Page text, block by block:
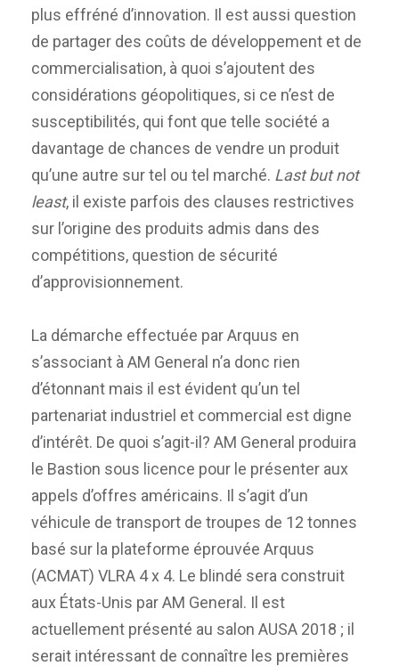
plus effréné d’innovation. Il est aussi question
de partager des coûts de développement et de
commercialisation, à quoi s’ajoutent des
considérations géopolitiques, si ce n’est de
susceptibilités, qui font que telle société a
davantage de chances de vendre un produit
qu’une autre sur tel ou tel marché. Last but not
least, il existe parfois des clauses restrictives
sur l’origine des produits admis dans des
compétitions, question de sécurité
d’approvisionnement.
La démarche effectuée par Arquus en
s’associant à AM General n’a donc rien
d’étonnant mais il est évident qu’un tel
partenariat industriel et commercial est digne
d’intérêt. De quoi s’agit-il? AM General produira
le Bastion sous licence pour le présenter aux
appels d’offres américains. Il s’agit d’un
véhicule de transport de troupes de 12 tonnes
basé sur la plateforme éprouvée Arquus
(ACMAT) VLRA 4 x 4. Le blindé sera construit
aux États-Unis par AM General. Il est
actuellement présenté au salon AUSA 2018 ; il
serait intéressant de connaître les premières